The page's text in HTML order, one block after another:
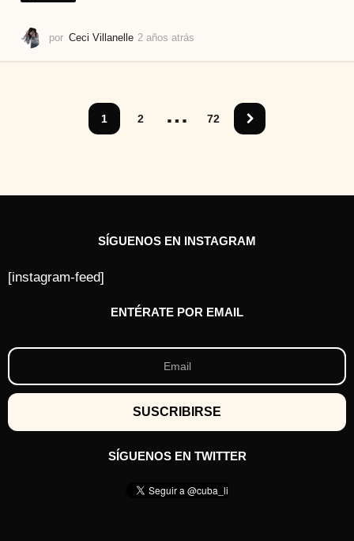
por Ceci Villanelle 2 años atrás
1 2 … 72
SÍGUENOS EN INSTAGRAM
[instagram-feed]
ENTÉRATE POR EMAIL
SÍGUENOS EN TWITTER